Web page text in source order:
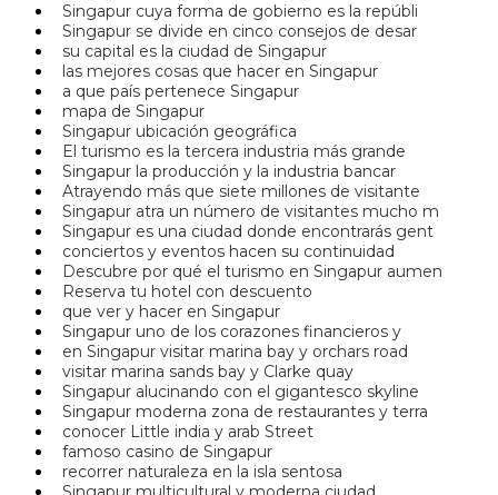
Singapur cuya forma de gobierno es la repúbli
Singapur se divide en cinco consejos de desar
su capital es la ciudad de Singapur
las mejores cosas que hacer en Singapur
a que país pertenece Singapur
mapa de Singapur
Singapur ubicación geográfica
El turismo es la tercera industria más grande
Singapur la producción y la industria bancar
Atrayendo más que siete millones de visitante
Singapur atra un número de visitantes mucho m
Singapur es una ciudad donde encontrarás gent
conciertos y eventos hacen su continuidad
Descubre por qué el turismo en Singapur aumen
Reserva tu hotel con descuento
que ver y hacer en Singapur
Singapur uno de los corazones financieros y
en Singapur visitar marina bay y orchars road
visitar marina sands bay y Clarke quay
Singapur alucinando con el gigantesco skyline
Singapur moderna zona de restaurantes y terra
conocer Little india y arab Street
famoso casino de Singapur
recorrer naturaleza en la isla sentosa